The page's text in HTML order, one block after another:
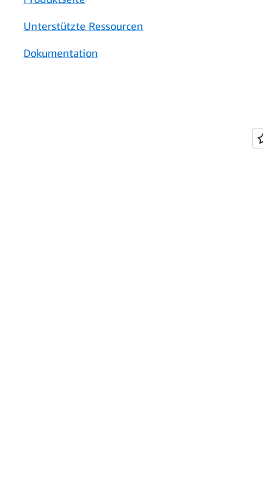
Unterstützte Ressourcen
Dokumentation